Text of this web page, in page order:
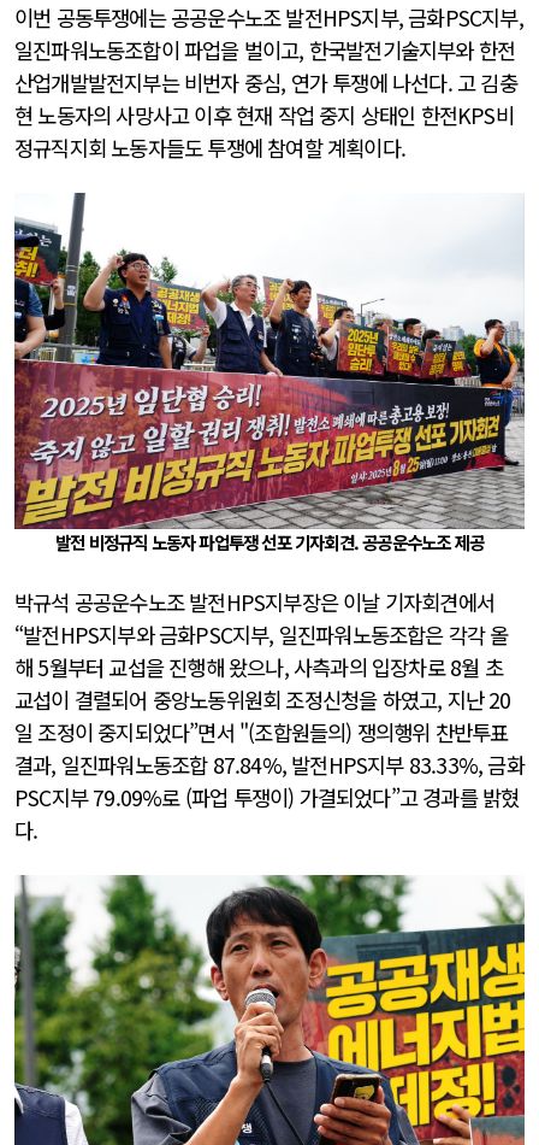
이번 공동투쟁에는 공공운수노조 발전HPS지부, 금화PSC지부,
일진파워노동조합이 파업을 벌이고, 한국발전기술지부와 한전
산업개발발전지부는 비번자 중심, 연가 투쟁에 나선다. 고 김충
현 노동자의 사망사고 이후 현재 작업 중지 상태인 한전KPS비
정규직지회 노동자들도 투쟁에 참여할 계획이다.
발전 비정규직 노동자 파업투쟁 선포 기자회견. 공공운수노조 제공
박규석 공공운수노조 발전HPS지부장은 이날 기자회견에서
“발전HPS지부와 금화PSC지부, 일진파워노동조합은 각각 올
해 5월부터 교섭을 진행해 왔으나, 사측과의 입장차로 8월 초
교섭이 결렬되어 중앙노동위원회 조정신청을 하였고, 지난 20
일 조정이 중지되었다”면서 "(조합원들의) 쟁의행위 찬반투표
결과, 일진파워노동조합 87.84%, 발전HPS지부 83.33%, 금화
PSC지부 79.09%로 (파업 투쟁이) 가결되었다”고 경과를 밝혔
다.